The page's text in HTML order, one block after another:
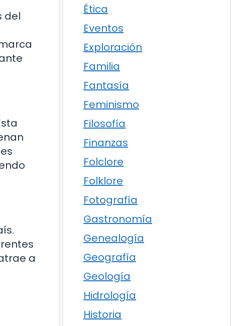
del
a
Ética
Eventos
Exploración
Familia
Fantasía
Feminismo
Filosofía
Finanzas
Folclore
Folklore
Fotografía
Gastronomía
Genealogía
Geografía
Geología
Hidrología
Historia